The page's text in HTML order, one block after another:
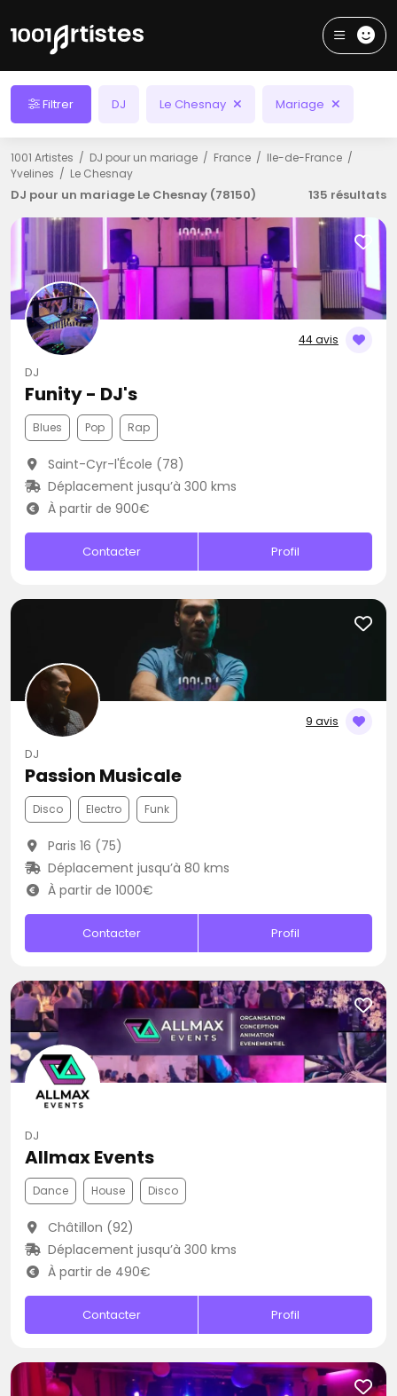
Filtrer DJ Le Chesnay Mariage
1001 Artistes DJ pour un mariage France
Ile-de-France
Yvelines
Le Chesnay
DJ pour un mariage Le Chesnay (78150) 135 résultats
44 avis
DJ
Funity - DJ's
Blues Pop Rap
Saint-Cyr-l'École (78)
Déplacement jusqu’à 300 kms
À partir de 900€
Contacter Profil
9 avis
DJ
Passion Musicale
Disco Electro Funk
Paris 16 (75)
Déplacement jusqu’à 80 kms
À partir de 1000€
Contacter Profil
DJ
Allmax Events
Dance House Disco
Châtillon (92)
Déplacement jusqu’à 300 kms
À partir de 490€
Contacter Profil